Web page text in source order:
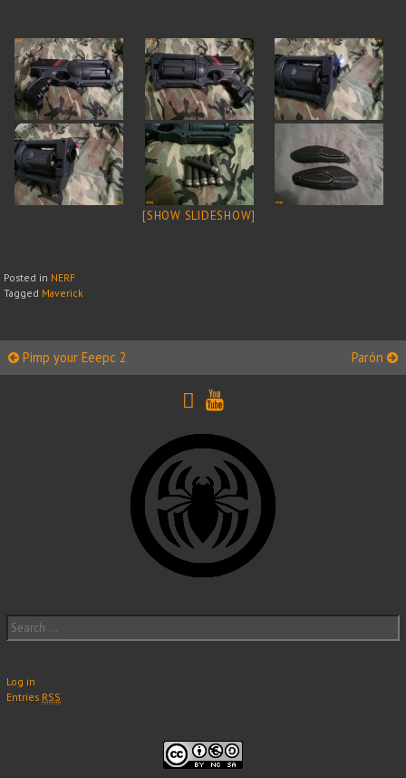
[SHOW SLIDESHOW]
Posted in NERF
Tagged Maverick
Post
Pimp your Eeepc 2 Parón
Search
for:
Log in
Entries RSS